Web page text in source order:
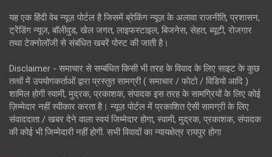
यह एक हिंदी वेब न्यूज़ पोर्टल है जिसमें ब्रेकिंग न्यूज़ के अलावा राजनीति, प्रशासन,
ट्रेंडिंग न्यूज, बॉलीवुड, खेल जगत, लाइफस्टाइल, बिजनेस, सेहत, ब्यूटी, रोजगार
तथा टेक्नोलॉजी से संबंधित खबरें पोस्ट की जाती है।
Disclaimer - समाचार से सम्बंधित किसी भी तरह के विवाद के लिए साइट के कुछ
तत्वों में उपयोगकर्ताओं द्वारा प्रस्तुत सामग्री ( समाचार / फोटो / विडियो आदि )
शामिल होगी स्वामी, मुद्रक, प्रकाशक, संपादक इस तरह के सामग्रियों के लिए कोई
ज़िम्मेदार नहीं स्वीकार करता है। न्यूज़ पोर्टल में प्रकाशित ऐसी सामग्री के लिए
संवाददाता / खबर देने वाला स्वयं जिम्मेदार होगा, स्वामी, मुद्रक, प्रकाशक, संपादक
की कोई भी जिम्मेदारी नहीं होगी. सभी विवादों का न्यायक्षेत्र रायपुर होगा